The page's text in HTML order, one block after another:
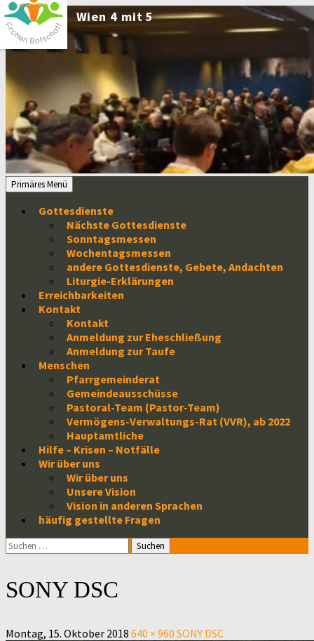
Zum
Inhalt
springen
Suchen
Primäres Menü
Gottesdienste
Nächste Gottesdienste
Sonntagsmessen
Wochentagsmessen
andere Gottesdienste, Gebete, Andachten
Liturgie-Erklärungen
Erreichbarkeiten
Kontakt
Kontakt
Anmeldung zur Eheschließung
Anmeldung zur Taufe
Menschen
Pfarrgemeinderat
Gemeindeausschüsse
Pastoral-Team (Pastor-Team)
Vermögens-Verwaltungs-Rat (VVR), ab 2022
Hauptamtliche
Hilfe – Krisen – Notfälle
Wir über uns
Wir über uns
Unsere Vision
Vision in anderen Sprachen
häufig gestellte Fragen
Suchen
nach:
SONY DSC
Montag, 15. Oktober 2018 640 × 960 SONY DSC